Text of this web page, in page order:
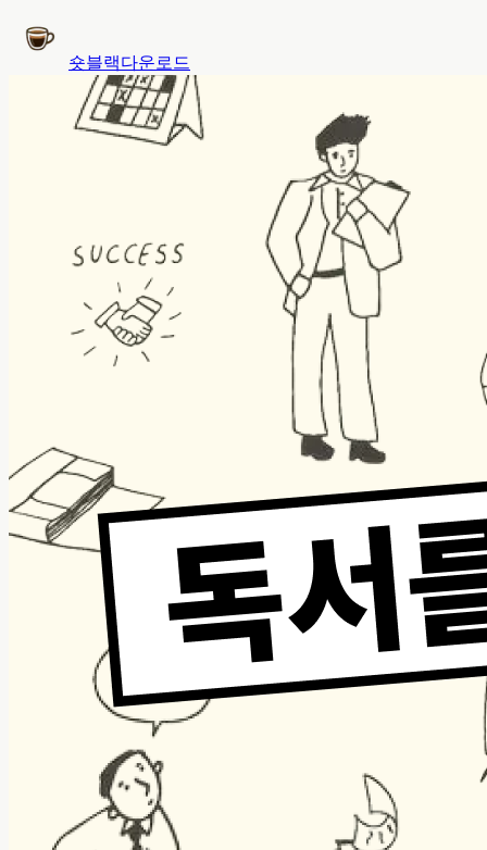
숏블랙다운로드